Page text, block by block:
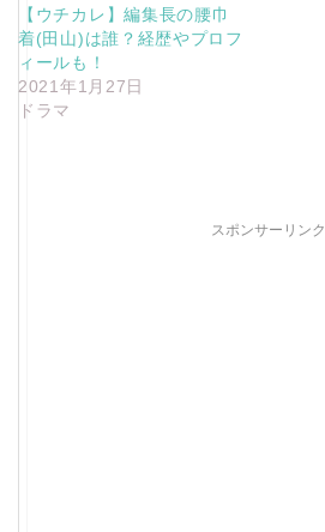
【ウチカレ】編集長の腰巾
着(田山)は誰？経歴やプロフ
ィールも！
2021年1月27日
ドラマ
スポンサーリンク